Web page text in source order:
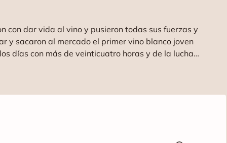
con dar vida al vino y pusieron todas sus fuerzas y
y sacaron al mercado el primer vino blanco joven